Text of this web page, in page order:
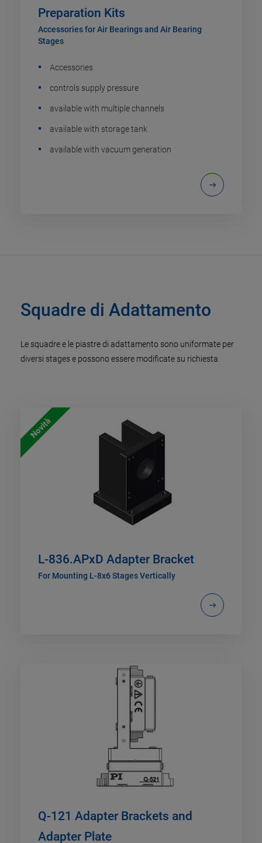
Preparation Kits
Accessories for Air Bearings and Air Bearing
Stages
Accessories
controls supply pressure
available with multiple channels
available with storage tank
available with vacuum generation
Squadre di Adattamento
Le squadre e le piastre di adattamento sono uniformate per
diversi stages e possono essere modificate su richiesta.
Novità
L-836.APxD Adapter Bracket
For Mounting L-8x6 Stages Vertically
Q-121 Adapter Brackets and
Adapter Plate